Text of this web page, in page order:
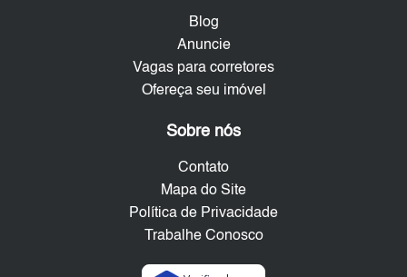
Blog
Anuncie
Vagas para corretores
Ofereça seu imóvel
Sobre nós
Contato
Mapa do Site
Política de Privacidade
Trabalhe Conosco